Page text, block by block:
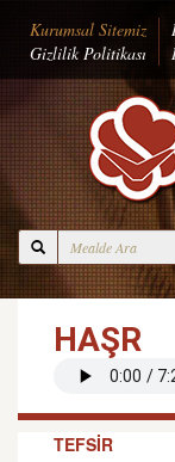
Kurumsal Sitemiz
Gizlilik Politikası
HAŞR
TEFSİR